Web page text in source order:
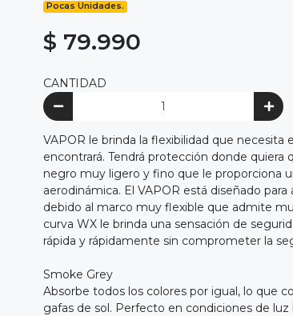
Pocas Unidades.
$ 79.990
CANTIDAD
VAPOR le brinda la flexibilidad que necesita
encontrará. Tendrá protección donde quiera
negro muy ligero y fino que le proporciona
aerodinámica. El VAPOR está diseñado
debido al marco muy flexible que admite
curva WX le brinda una sensación de
rápida y rápidamente sin comprometer la
Smoke Grey
Absorbe todos los colores por igual, lo que
gafas de sol. Perfecto en condiciones de